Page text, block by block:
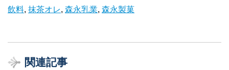
飲料, 抹茶オレ, 森永乳業, 森永製菓
関連記事